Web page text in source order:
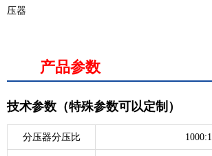
压器
产品参数
技术参数（特殊参数可以定制）
分压器分压比 1000:1